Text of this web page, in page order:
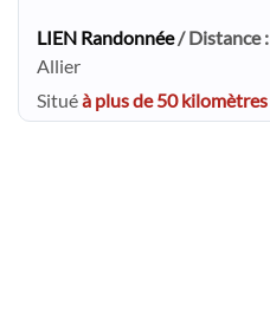
LIEN Randonnée/ Distance :
Allier
Situéà plus de 50 kilomètres